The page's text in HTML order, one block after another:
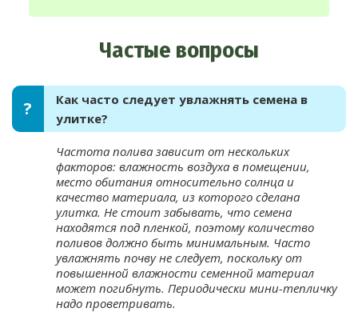
Частые вопросы
Как часто следует увлажнять семена в
улитке?
Частота полива зависит от нескольких
факторов: влажность воздуха в помещении,
место обитания относительно солнца и
качество материала, из которого сделана
улитка. Не стоит забывать, что семена
находятся под пленкой, поэтому количество
поливов должно быть минимальным. Часто
увлажнять почву не следует, поскольку от
повышенной влажности семенной материал
может погибнуть. Периодически мини-тепличку
надо проветривать.